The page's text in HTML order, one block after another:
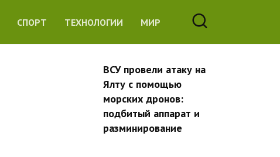
СПОРТ ТЕХНОЛОГИИ МИР
ВСУ провели атаку на
Ялту с помощью
морских дронов:
подбитый аппарат и
разминирование